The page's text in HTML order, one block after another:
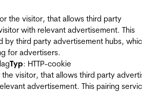
the visitor, that allows third party
with relevant advertisement. This
by third party advertisement hubs,
for advertisers.
Typ: HTTP-cookie
the visitor, that allows third party
advertisement. This pairing